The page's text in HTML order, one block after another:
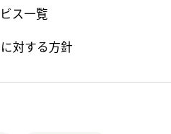
ス一覧
対する方針